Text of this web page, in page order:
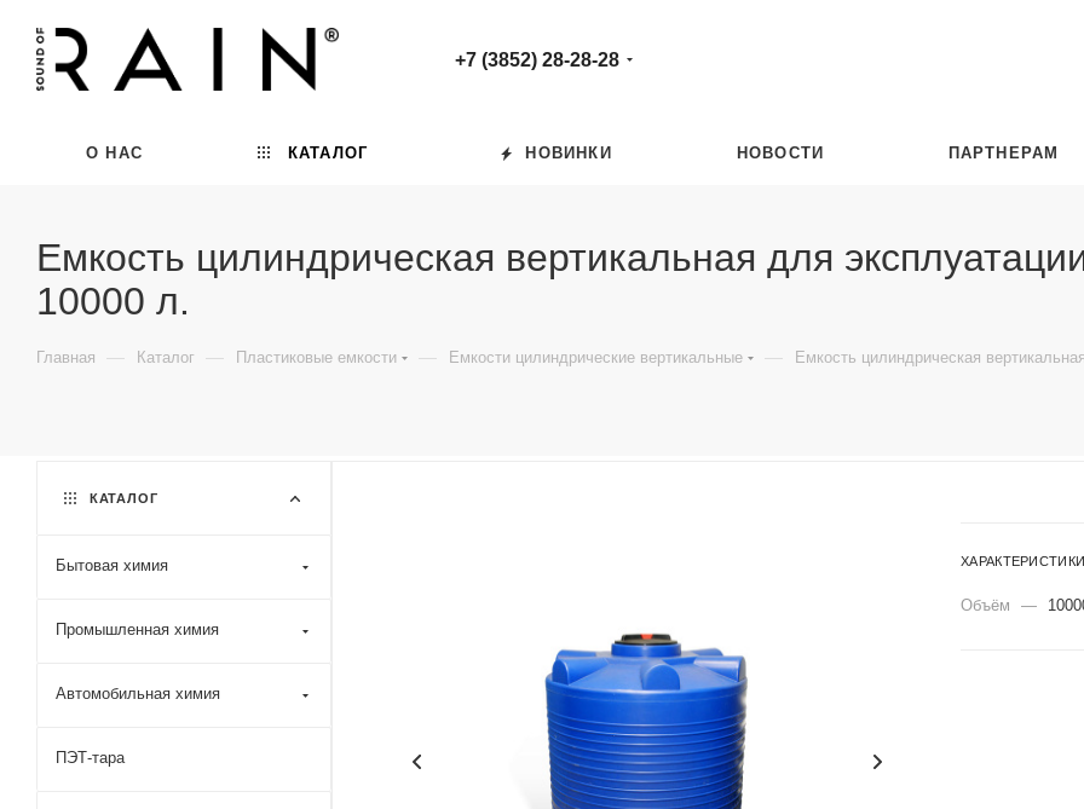
+7 (3852) 28-28-28
О НАС КАТАЛОГ НОВИНКИ НОВОСТИ ПАРТНЕРАМ
Емкость цилиндрическая вертикальная для
10000 л.
Главная — Каталог — Пластиковые емкости — Емкости цилиндрические вертикальные — Емкость цилиндрическая
ХАРАКТЕРИСТИКИ
Объём —
КАТАЛОГ
Бытовая химия
Промышленная химия
Автомобильная химия
ПЭТ-тара